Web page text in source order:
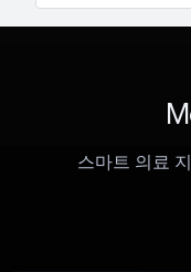
스마트 의료